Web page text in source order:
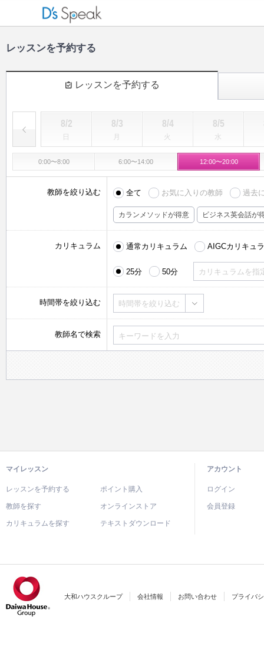
レッスンを予約する
レッスンを予約する
8/2
日
8/3
月
8/4
火
8/5
水
0:00〜8:00 6:00〜14:00 12:00〜20:00
教師を絞り込む 全て お気に入りの教師 過去
カランメソッドが得意 ビジネス英会話が
カリキュラム 通常カリキュラム AIGCカリキュ
25分 50分 カリキュラムを指
時間帯を絞り込む 時間帯を絞り込む
教師名で検索
マイレッスン
レッスンを予約する ポイント購入
教師を探す オンラインストア
カリキュラムを探す テキストダウンロード
アカウント
ログイン
会員登録
大和ハウスクループ 会社情報 お問い合わせ プライバ